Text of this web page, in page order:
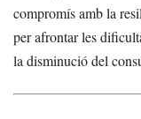
compromís amb la
per afrontar les
la disminució del